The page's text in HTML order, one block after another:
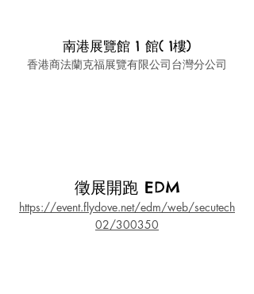
南港展覽館 1 館( 1樓)
香港商法蘭克福展覽有限公司台灣分公司
徵展開跑 EDM
https://event.flydove.net/edm/web/secutech
02/300350